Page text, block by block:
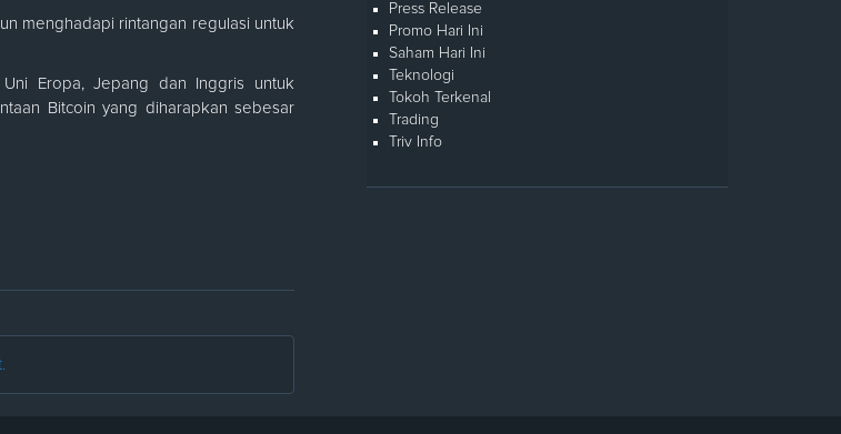
menghadapi rintangan regulasi untuk
Eropa, Jepang dan Inggris untuk
Bitcoin yang diharapkan sebesar
Press Release
Promo Hari Ini
Saham Hari Ini
Teknologi
Tokoh Terkenal
Trading
Triv Info